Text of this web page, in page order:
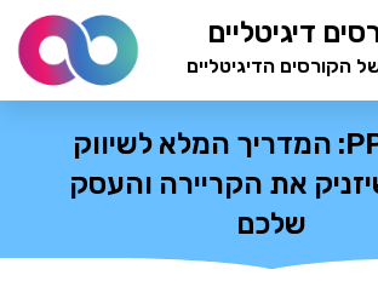
דיגיטליים
הקורסים הדיגיטליים
קורס PPC: המדריך המלא לשיווק
את הקריירה והעסק
שלכם